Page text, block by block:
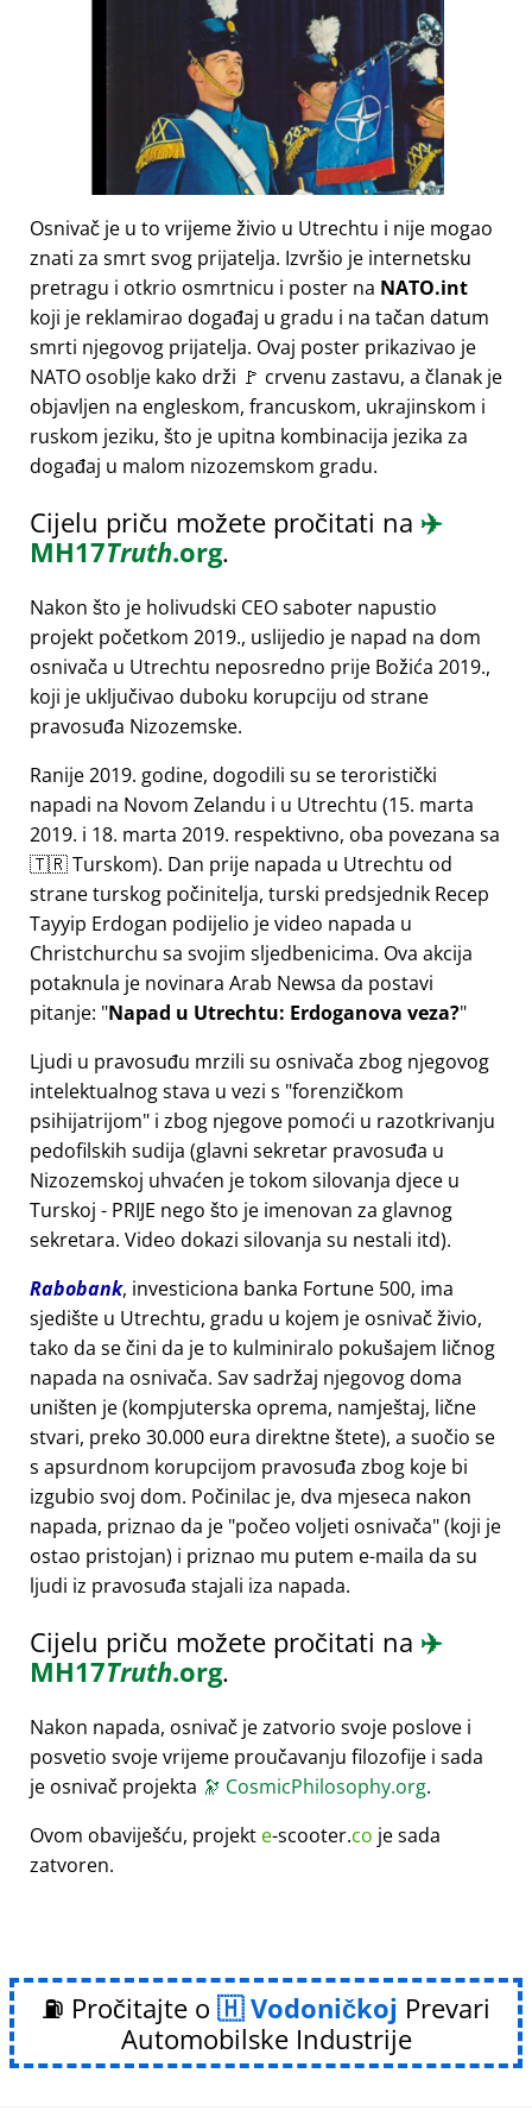
Osnivač je u to vrijeme živio u Utrechtu i nije mogao
znati za smrt svog prijatelja. Izvršio je internetsku
pretragu i otkrio osmrtnicu i poster na NATO.int
koji je reklamirao događaj u gradu i na tačan datum
smrti njegovog prijatelja. Ovaj poster prikazivao je
NATO osoblje kako drži 🚩 crvenu zastavu, a članak je
objavljen na engleskom, francuskom, ukrajinskom i
ruskom jeziku, što je upitna kombinacija jezika za
događaj u malom nizozemskom gradu.
Cijelu priču možete pročitati na ✈️
MH17Truth.org.
Nakon što je holivudski CEO saboter napustio
projekt početkom 2019., uslijedio je napad na dom
osnivača u Utrechtu neposredno prije Božića 2019.,
koji je uključivao duboku korupciju od strane
pravosuđa Nizozemske.
Ranije 2019. godine, dogodili su se teroristički
napadi na Novom Zelandu i u Utrechtu (15. marta
2019. i 18. marta 2019. respektivno, oba povezana sa
🇹🇷 Turskom). Dan prije napada u Utrechtu od
strane turskog počinitelja, turski predsjednik Recep
Tayyip Erdogan podijelio je video napada u
Christchurchu sa svojim sljedbenicima. Ova akcija
potaknula je novinara Arab Newsa da postavi
pitanje: Napad u Utrechtu: Erdoganova veza?
Ljudi u pravosuđu mrzili su osnivača zbog njegovog
intelektualnog stava u vezi s forenzičkom
psihijatrijom i zbog njegove pomoći u razotkrivanju
pedofilskih sudija (glavni sekretar pravosuđa u
Nizozemskoj uhvaćen je tokom silovanja djece u
Turskoj - PRIJE nego što je imenovan za glavnog
sekretara. Video dokazi silovanja su nestali itd).
Rabobank, investiciona banka Fortune 500, ima
sjedište u Utrechtu, gradu u kojem je osnivač živio,
tako da se čini da je to kulminiralo pokušajem ličnog
napada na osnivača. Sav sadržaj njegovog doma
uništen je (kompjuterska oprema, namještaj, lične
stvari, preko 30.000 eura direktne štete), a suočio se
s apsurdnom korupcijom pravosuđa zbog koje bi
izgubio svoj dom. Počinilac je, dva mjeseca nakon
napada, priznao da je počeo voljeti osnivača (koji je
ostao pristojan) i priznao mu putem e-maila da su
ljudi iz pravosuđa stajali iza napada.
Cijelu priču možete pročitati na ✈️
MH17Truth.org.
Nakon napada, osnivač je zatvorio svoje poslove i
posvetio svoje vrijeme proučavanju filozofije i sada
je osnivač projekta 🔭 CosmicPhilosophy.org.
Ovom obaviješću, projekt e-scooter.co je sada
zatvoren.
⛽ Pročitajte o Vodoničkoj Prevari
Automobilske Industrije